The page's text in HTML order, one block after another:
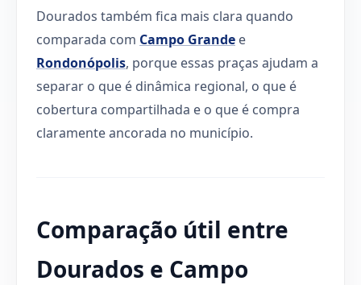
Dourados também fica mais clara quando
comparada com Campo Grande e
Rondonópolis, porque essas praças ajudam a
separar o que é dinâmica regional, o que é
cobertura compartilhada e o que é compra
claramente ancorada no município.
Comparação útil entre
Dourados e Campo